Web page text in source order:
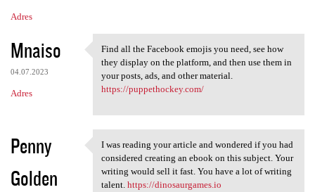
Adres
Mnaiso
04.07.2023
Adres
Find all the Facebook emojis
Find all the Facebook emojis you need, see how
they display on the platform, and then use them in
your posts, ads, and other material.
https://puppethockey.com/
Penny
Golden
I was reading your article
I was reading your article and wondered if you had
considered creating an ebook on this subject. Your
writing would sell it fast. You have a lot of writing
talent. https://dinosaurgames.io